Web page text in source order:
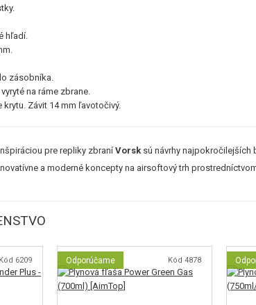
hľadí.
zásobníka.
na ráme zbrane.
Závit 14 mm ľavotočivý.
pre repliky zbraníVorsk sú návrhy najpokročilejších
a moderné koncepty na airsoftový trh
Kód 6209 Odporúčame Kód 4878